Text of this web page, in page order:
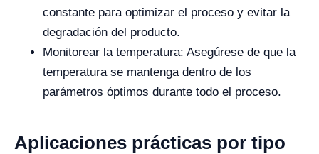
constante para optimizar el proceso y evitar la
degradación del producto.
Monitorear la temperatura: Asegúrese de que la
temperatura se mantenga dentro de los
parámetros óptimos durante todo el proceso.
Aplicaciones prácticas por tipo